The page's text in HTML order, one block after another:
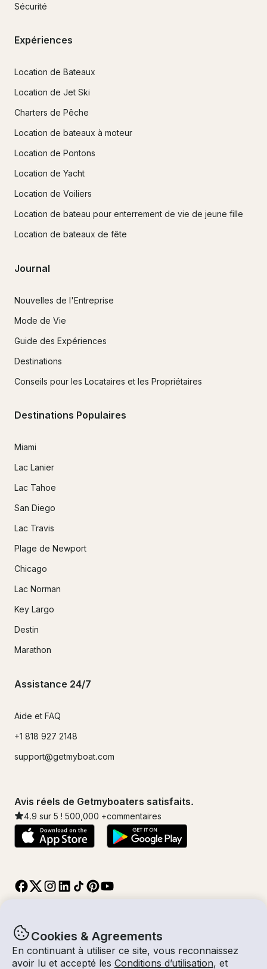
Cookies & Agreements
En continuant à utiliser ce site, vous reconnaissez
avoir lu et accepté les Conditions d’utilisation, et
Sécurité
Expériences
Location de Bateaux
Location de Jet Ski
Charters de Pêche
Location de bateaux à moteur
Location de Pontons
Location de Yacht
Location de Voiliers
Location de bateau pour enterrement de vie de jeune fille
Location de bateaux de fête
Journal
Nouvelles de l'Entreprise
Mode de Vie
Guide des Expériences
Destinations
Conseils pour les Locataires et les Propriétaires
Destinations Populaires
Miami
Lac Lanier
Lac Tahoe
San Diego
Lac Travis
Plage de Newport
Chicago
Lac Norman
Key Largo
Destin
Marathon
Assistance 24/7
Aide et FAQ
+1 818 927 2148
support@getmyboat.com
Avis réels de Getmyboaters satisfaits.
4.9 sur 5 ! 500,000 +commentaires
© Getmyboat 2026TermesConfidentialité